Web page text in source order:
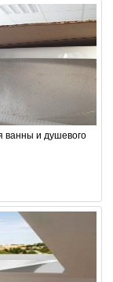
ванны и душевого